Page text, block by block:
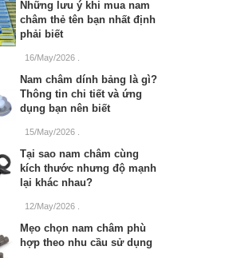
Những lưu ý khi mua nam
châm thẻ tên bạn nhất định
phải biết
16/May/2026
Nam châm dính bảng là gì?
Thông tin chi tiết và ứng
dụng bạn nên biết
15/May/2026
Tại sao nam châm cùng
kích thước nhưng độ mạnh
lại khác nhau?
12/May/2026
Mẹo chọn nam châm phù
hợp theo nhu cầu sử dụng